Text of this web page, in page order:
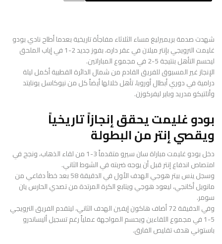
شهدت صدمة بريميرليغ مساء الثلاثاء مفاجأة تاريخية بعدما أطاح نادي بودو
غليمت النرويجي بإنتر ميلان في عقر داره، بفوز جديد 2-1 في إياب الملحق
ليحسم التأهل بنتيجة 5-2 في مجموع المباراتين.
الإنجاز غير المسبوق للفريق القادم من شمال الدائرة القطبية أكمل ليلة
درامية في دوري أبطال أوروبا، تأهل خلالها أيضاً كل من نيوكاسل يونايتد
وأتلتيكو مدريد وباير ليفركوزن.
بودو غليمت يحقق إنجازاً تاريخياً
ويقصي إنتر من البطولة
دخل بودو غليمت مباراة سان سيرو متقدماً 3-1 من لقاء الذهاب، ونجح في
امتصاص اندفاع إنتر قبل أن يوجه ضربته في الشوط الثاني.
وسجل ينس بيتر هوجي الهدف الأول في الدقيقة 58 بعد خطأ دفاعي من
مانويل أكانجي، ليعود هوجي ويتابع الكرة المرتدة من تصدي الحارس يان
سومر.
وفي الدقيقة 72 أضاف هاكون إيفين الهدف الثاني، ليتقدم الفريق النرويجي
5-1 في مجموع اللقاءين ويحسم المواجهة عملياً رغم تسجيل أليساندرو
باستوني هدف تقليص الفارق.